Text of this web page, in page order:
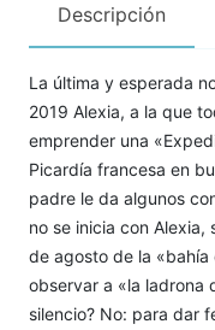
Descripción
La última y esperada
2019 Alexia, a la que
emprender una
Picardía francesa en
padre le da algunos
no se inicia con Alexia,
de agosto de la «bahía
observar a «la ladrona
silencio? No: para dar